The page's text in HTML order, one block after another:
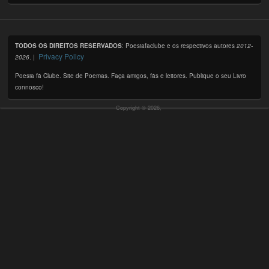
TODOS OS DIREITOS RESERVADOS: Poesiafaclube e os respectivos autores2012-
2026. | Privacy Policy
Poesia fã Clube. Site de Poemas. Faça amigos, fãs e leitores. Publique o seu Livro
connosco!
Copyright © 2026,